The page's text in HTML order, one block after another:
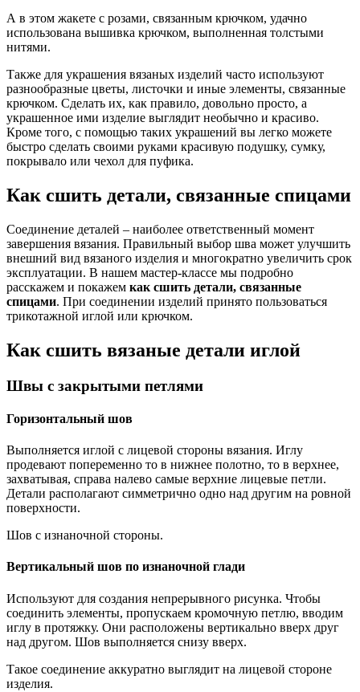
А в этом жакете с розами, связанным крючком, удачно
использована вышивка крючком, выполненная толстыми
нитями.
Также для украшения вязаных изделий часто используют
разнообразные цветы, листочки и иные элементы, связанные
крючком. Сделать их, как правило, довольно просто, а
украшенное ими изделие выглядит необычно и красиво.
Кроме того, с помощью таких украшений вы легко можете
быстро сделать своими руками красивую подушку, сумку,
покрывало или чехол для пуфика.
Как сшить детали, связанные спицами
Соединение деталей – наиболее ответственный момент
завершения вязания. Правильный выбор шва может улучшить
внешний вид вязаного изделия и многократно увеличить срок
эксплуатации. В нашем мастер-классе мы подробно
расскажем и покажем как сшить детали, связанные
спицами. При соединении изделий принято пользоваться
трикотажной иглой или крючком.
Как сшить вязаные детали иглой
Швы с закрытыми петлями
Горизонтальный шов
Выполняется иглой с лицевой стороны вязания. Иглу
продевают попеременно то в нижнее полотно, то в верхнее,
захватывая, справа налево самые верхние лицевые петли.
Детали располагают симметрично одно над другим на ровной
поверхности.
Шов с изнаночной стороны.
Вертикальный шов по изнаночной глади
Используют для создания непрерывного рисунка. Чтобы
соединить элементы, пропускаем кромочную петлю, вводим
иглу в протяжку. Они расположены вертикально вверх друг
над другом. Шов выполняется снизу вверх.
Такое соединение аккуратно выглядит на лицевой стороне
изделия.